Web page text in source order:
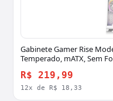
Gabinete Gamer Rise
Temperado, mATX, Sem
R$ 219,99
12x de R$ 18,33